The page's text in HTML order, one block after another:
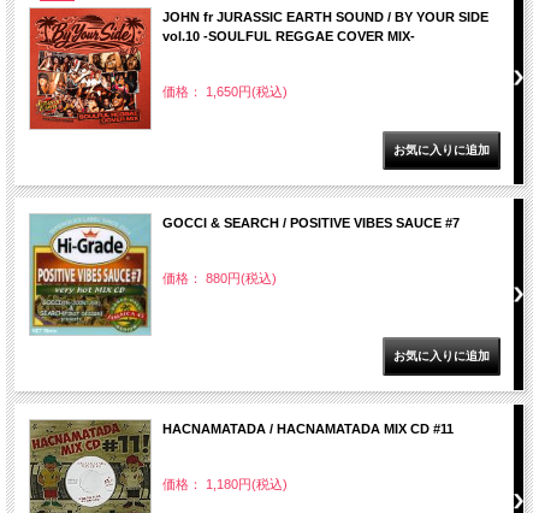
JOHN fr JURASSIC EARTH SOUND / BY YOUR SIDE
vol.10 -SOULFUL REGGAE COVER MIX-
価格： 1,650円(税込)
GOCCI & SEARCH / POSITIVE VIBES SAUCE #7
価格： 880円(税込)
HACNAMATADA / HACNAMATADA MIX CD #11
価格： 1,180円(税込)